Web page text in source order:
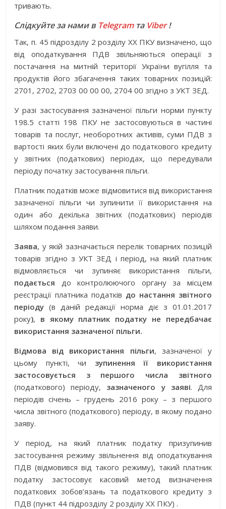
тривають.
Слідкуйте за нами в Telegramта Viber!
Так, п. 45 підрозділу 2 розділу XX ПКУ визначено, що
від оподаткування ПДВ звільняються операції з
постачання на митній території України вугілля та
продуктів його збагачення таких товарних позицій:
2701, 2702, 2703 00 00 00, 2704 00 згідно з УКТ ЗЕД.
У разі застосування зазначеної пільги норми пункту
198.5 статті 198 ПКУ не застосовуються в частині
товарів та послуг, необоротних активів, суми ПДВ з
вартості яких були включені до податкового кредиту
у звітних (податкових) періодах, що передували
періоду початку застосування пільги.
Платник податків може відмовитися від використання
зазначеної пільги чи зупинити її використання на
один або декілька звітних (податкових) періодів
шляхом подання заяви.
Заява, у якій зазначається перелік товарних позицій
товарів згідно з УКТ ЗЕД і період, на який платник
відмовляється чи зупиняє використання пільги,
подається до контролюючого органу за місцем
реєстрації платника податків до настання звітного
періоду(в даній редакції норма діє з 01.01.2017
року), в якому платник податку не передбачає
використання зазначеної пільги.
Відмова від використання пільги, зазначеної у
цьому пункті, чи зупинення її використання
застосовується з першого числа звітного
(податкового) періоду, зазначеного у заяві. Для
періодів січень – грудень 2016 року – з першого
числа звітного (податкового) періоду, в якому подано
заяву.
У період, на який платник податку призупинив
застосування режиму звільнення від оподаткування
ПДВ (відмовився від такого режиму), такий платник
податку застосовує касовий метод визначення
податкових зобов’язань та податкового кредиту з
ПДВ (пункт 44 підрозділу 2 розділу XX ПКУ) .